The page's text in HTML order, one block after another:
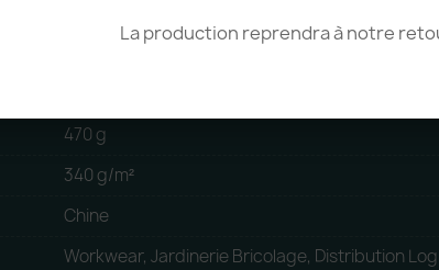
La production reprendra à notre
470 g
340 g/m²
Chine
Workwear, Jardinerie Bricolage, Distribution